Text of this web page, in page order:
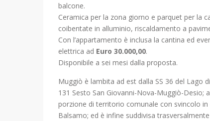
balcone.
Ceramica per la zona giorno e parquet per la
coibentate in alluminio, riscaldamento a
Con l’appartamento è inclusa la cantina ed
elettrica ad Euro 30.000,00.
Disponibile a sei mesi dalla proposta.
Muggiò è lambita ad est dalla SS 36 del Lago
131 Sesto San Giovanni-Nova-Muggiò-Desio;
porzione di territorio comunale con svincolo
Balsamo; ed è infine suddivisa